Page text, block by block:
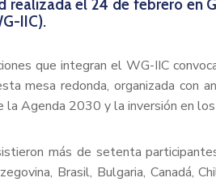
realizada el 24 de febrero en
IIC).
que integran el WG-IIC
mesa redonda, organizada con
la Agenda 2030 y la inversión en
más de setenta
Brasil, Bulgaria, Canadá,